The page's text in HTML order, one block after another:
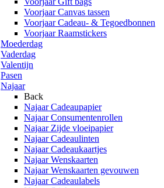
Voorjaar Canvas tassen
Voorjaar Cadeau- & Tegoedbonnen
Voorjaar Raamstickers
Moederdag
Vaderdag
Valentijn
Pasen
Najaar
Back
Najaar Cadeaupapier
Najaar Consumentenrollen
Najaar Zijde vloeipapier
Najaar Cadeaulinten
Najaar Cadeaukaartjes
Najaar Wenskaarten
Najaar Wenskaarten gevouwen
Najaar Cadeaulabels